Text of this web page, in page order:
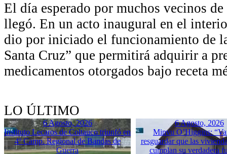
El día esperado por muchos vecinos
llegó. En un acto inaugural en el
dio por iniciado el funcionamiento de
Santa Cruz” que permitirá adquirir a
medicamentos otorgados bajo receta
LO ÚLTIMO
6 Agosto, 2026
Instituto Lecaros de Coltauco triunfó en
4º Camp. Regional de Bandas de
Guerra
6 Agosto, 2026
Minvu O’Higgins:
resguardar que las
cumplan su verdadera